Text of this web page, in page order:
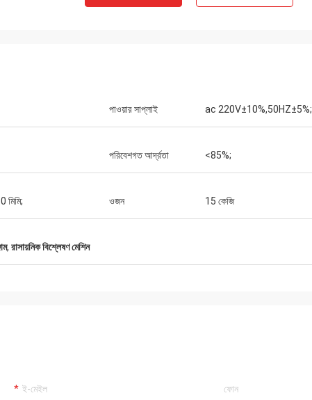
পাওয়ার সাপ্লাই ac 220V±10%,50HZ±5%;
পরিবেশগত আর্দ্রতা <85%;
মিমি; ওজন 15 কেজি
, রাসায়নিক বিশ্লেষণ মেশিন